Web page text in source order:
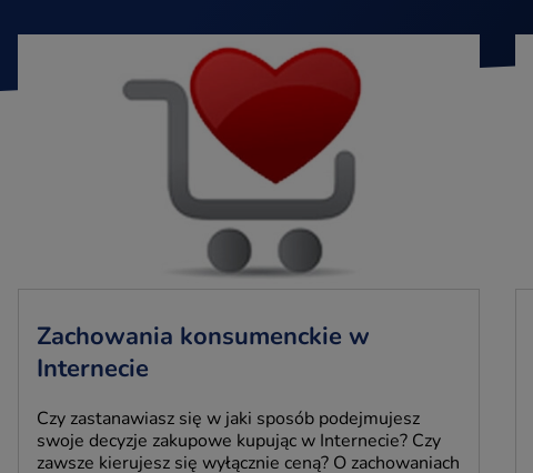
Zachowania konsumenckie w
Internecie
Czy zastanawiasz się w jaki sposób podejmujesz
swoje decyzje zakupowe kupując w Internecie? Czy
zawsze kierujesz się wyłącznie ceną? O zachowaniach